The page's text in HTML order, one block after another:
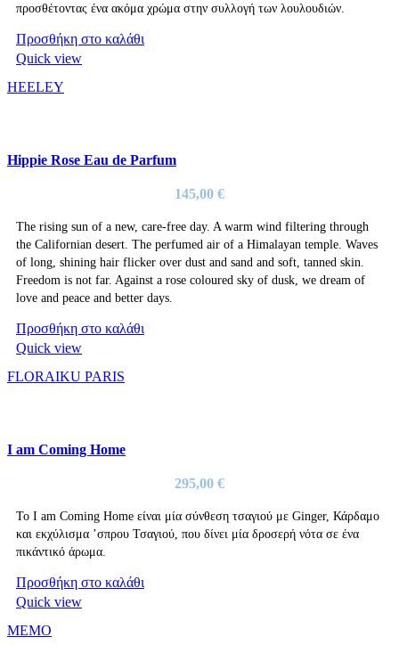
προσθέτοντας ένα ακόμα χρώμα στην συλλογή των λουλουδιών.
Προσθήκη στο καλάθι
Quick view
HEELEY
Hippie Rose Eau de Parfum
145,00 €
The rising sun of a new, care-free day. A warm wind filtering through
the Californian desert. The perfumed air of a Himalayan temple. Waves
of long, shining hair flicker over dust and sand and soft, tanned skin.
Freedom is not far. Against a rose coloured sky of dusk, we dream of
love and peace and better days.
Προσθήκη στο καλάθι
Quick view
FLORAIKU PARIS
I am Coming Home
295,00 €
Το I am Coming Home είναι μία σύνθεση τσαγιού με Ginger, Κάρδαμο
και εκχύλισμα ’σπρου Τσαγιού, που δίνει μία δροσερή νότα σε ένα
πικάντικό άρωμα.
Προσθήκη στο καλάθι
Quick view
MEMO